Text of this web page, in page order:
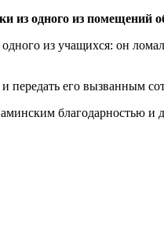
одного из помещений
из учащихся: он
передать его вызванным
благодарностью и